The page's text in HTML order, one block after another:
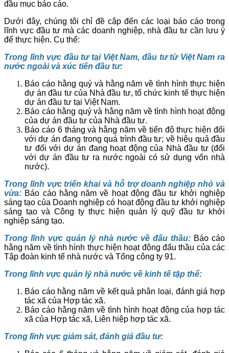
đầu mục báo cáo.
Dưới đây, chúng tôi chỉ đề cập đến các loại báo cáo trong
lĩnh vực đầu tư mà các doanh nghiệp, nhà đầu tư cần lưu ý
để thực hiện. Cụ thể:
Trong lĩnh vực đầu tư tại Việt Nam, đầu tư từ Việt Nam ra
nước ngoài và xúc tiến đầu tư:
Báo cáo hằng quý và hằng năm về tình hình thực hiện
dự án đầu tư của Nhà đầu tư, tổ chức kinh tế thực hiện
dự án đầu tư tại Việt Nam.
Báo cáo hằng quý và hằng năm về tình hình hoạt động
của dự án đầu tư của Nhà đầu tư.
Báo cáo 6 tháng và hằng năm về tiến độ thực hiện đối
với dự án đang trong quá trình đầu tư; về hiệu quả đầu
tư đối với dự án đang hoạt động của Nhà đầu tư (đối
với dự án đầu tư ra nước ngoài có sử dụng vốn nhà
nước).
Trong lĩnh vực triển khai và hỗ trợ doanh nghiệp nhỏ và
vừa: Báo cáo hằng năm về hoạt động đầu tư khởi nghiệp
sáng tạo của Doanh nghiệp có hoạt động đầu tư khởi nghiệp
sáng tạo và Công ty thực hiện quản lý quỹ đầu tư khởi
nghiệp sáng tạo.
Trong lĩnh vực quản lý nhà nước về đấu thầu: Báo cáo
hằng năm về tình hình thực hiện hoạt động đấu thầu của các
Tập đoàn kinh tế nhà nước và Tổng công ty 91.
Trong lĩnh vực quản lý nhà nước về kinh tế tập thể:
Báo cáo hằng năm về kết quả phân loại, đánh giá hợp
tác xã của Hợp tác xã.
Báo cáo hằng năm về tình hình hoạt động của hợp tác
xã của Hợp tác xã, Liên hiệp hợp tác xã.
Trong lĩnh vực giám sát, đánh giá đầu tư: